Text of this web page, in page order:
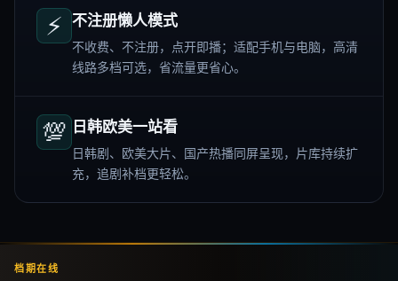
⚡ 不注册懒人模式
不收费、不注册，点开即播；适配手机与电脑，高清
线路多档可选，省流量更省心。
💯 日韩欧美一站看
日韩剧、欧美大片、国产热播同屏呈现，片库持续扩
充，追剧补档更轻松。
档期在线